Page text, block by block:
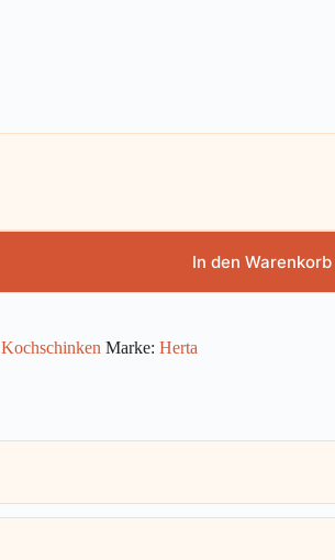
In den Warenkorb
Kochschinken Marke: Herta